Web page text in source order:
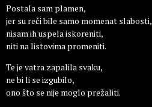
Postala sam plamen,
jer su reči bile samo momenat slabosti,
nisam ih uspela iskoreniti,
niti na listovima promeniti.
Te je vatra zapalila svaku,
ne bi li se izgubilo,
ono što se nije moglo prežaliti.